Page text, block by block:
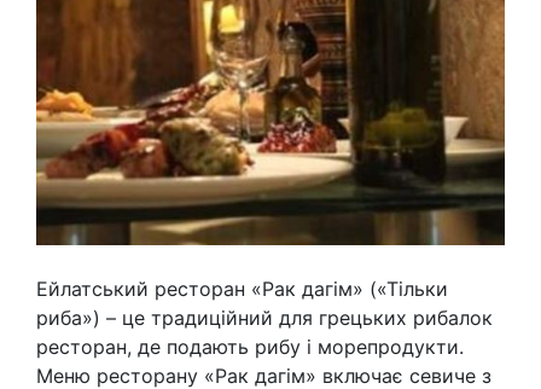
Ейлатський ресторан «Рак дагім» («Тільки
риба») – це традиційний для грецьких рибалок
ресторан, де подають рибу і морепродукти.
Меню ресторану «Рак дагім» включає севиче з